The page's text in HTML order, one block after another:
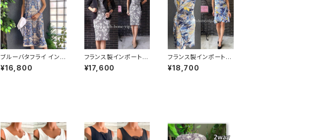
ブルーバタフライ インポ
ートワンピース｜ストレ
ッチジャージミモレ・ミ
¥16,800
フランス製インポートワ
ンピース｜LONKEL P
ARIS｜タイトワンピー
¥17,600
フランス製インポートワ
ンピース｜FIFILLES d
e PARIS フィフィーユ・
¥18,700